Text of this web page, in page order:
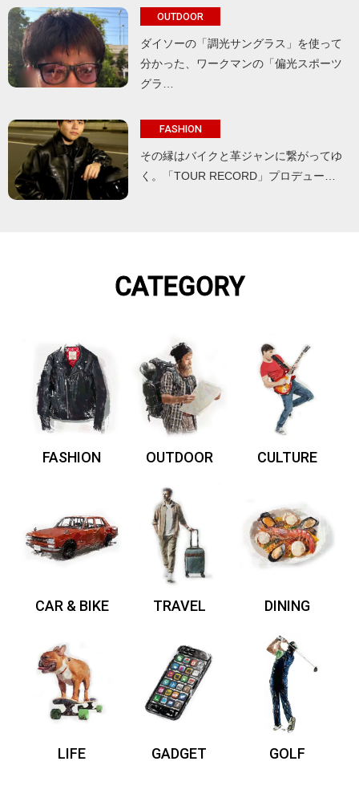
OUTDOOR
ダイソーの「調光サングラス」を使って
分かった、ワークマンの「偏光スポーツ
グラ…
FASHION
その縁はバイクと革ジャンに繋がってゆ
く。「TOUR RECORD」プロデュー…
CATEGORY
FASHION OUTDOOR CULTURE
CAR & BIKE TRAVEL DINING
LIFE GADGET GOLF